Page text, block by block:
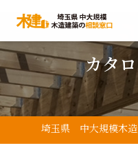
カタ
埼玉県 中大規模木造